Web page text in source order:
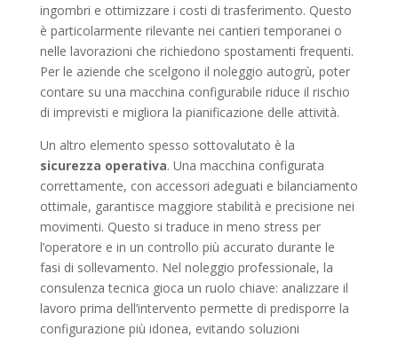
ingombri e ottimizzare i costi di trasferimento. Questo
è particolarmente rilevante nei cantieri temporanei o
nelle lavorazioni che richiedono spostamenti frequenti.
Per le aziende che scelgono il noleggio autogrù, poter
contare su una macchina configurabile riduce il rischio
di imprevisti e migliora la pianificazione delle attività.
Un altro elemento spesso sottovalutato è la
sicurezza operativa. Una macchina configurata
correttamente, con accessori adeguati e bilanciamento
ottimale, garantisce maggiore stabilità e precisione nei
movimenti. Questo si traduce in meno stress per
l’operatore e in un controllo più accurato durante le
fasi di sollevamento. Nel noleggio professionale, la
consulenza tecnica gioca un ruolo chiave: analizzare il
lavoro prima dell’intervento permette di predisporre la
configurazione più idonea, evitando soluzioni